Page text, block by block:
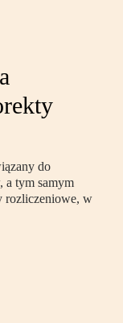
do
a tym samym
rozliczeniowe, w